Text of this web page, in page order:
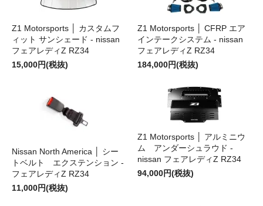
Z1 Motorsports │ カスタムフ
ィット サンシェード - nissan
フェアレディZ RZ34
15,000円(税抜)
Z1 Motorsports │ CFRP エア
インテークシステム - nissan
フェアレディZ RZ34
184,000円(税抜)
Nissan North America │ シー
トベルト エクステンション -
フェアレディZ RZ34
11,000円(税抜)
Z1 Motorsports │ アルミニウ
ム アンダーシュラウド -
nissan フェアレディZ RZ34
94,000円(税抜)